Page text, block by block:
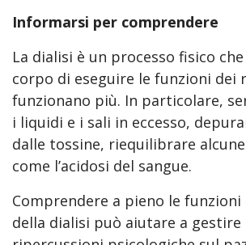
Informarsi per comprendere
La dialisi è un processo fisico
corpo di eseguire le funzioni dei
funzionano più. In particolare,
i liquidi e i sali in eccesso,
dalle tossine, riequilibrare
come l’acidosi del sangue.
Comprendere a pieno le
della dialisi può aiutare a gestire